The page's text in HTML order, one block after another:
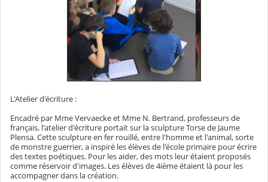
L'Atelier d'écriture :
Encadré par Mme Vervaecke et Mme N. Bertrand, professeurs de
français, l'atelier d'écriture portait sur la sculpture Torse de Jaume
Plensa. Cette sculpture en fer rouillé, entre l'homme et l'animal, sorte
de monstre guerrier, a inspiré les élèves de l'école primaire pour écrire
des textes poétiques. Pour les aider, des mots leur étaient proposés
comme réservoir d'images. Les élèves de 4ième étaient là pour les
accompagner dans la création.